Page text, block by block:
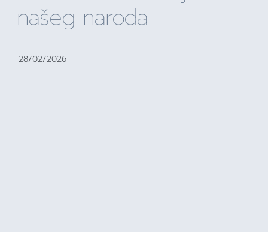
našeg naroda
28/02/2026